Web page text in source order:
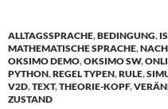
ALLTAGSSPRACHE,BEDINGUNG,
MATHEMATISCHE SPRACHE,
OKSIMO DEMO,OKSIMO SW,
PYTHON,REGEL TYPEN,RULE,
V2D,TEXT,THEORIE-KOPF,
ZUSTAND